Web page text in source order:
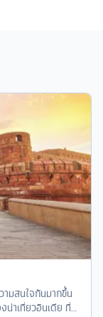
ามสนใจกันมากขึ้น
น่าเที่ยวอินเดีย ที่